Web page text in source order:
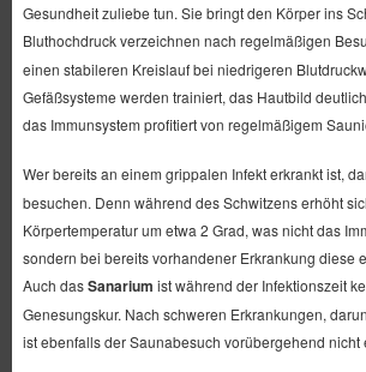
Gesundheit zuliebe tun. Sie bringt den Körper ins
Bluthochdruck verzeichnen nach regelmäßigen
einen stabileren Kreislauf bei niedrigeren
Gefäßsysteme werden trainiert, das Hautbild
das Immunsystem profitiert von regelmäßigem
Wer bereits an einem grippalen Infekt erkrankt ist,
besuchen. Denn während des Schwitzens erhöht
Körpertemperatur um etwa 2 Grad, was nicht das
sondern bei bereits vorhandener Erkrankung diese
Auch dasSanarium ist während der Infektionszeit
Genesungskur. Nach schweren Erkrankungen,
ist ebenfalls der Saunabesuch vorübergehend nicht